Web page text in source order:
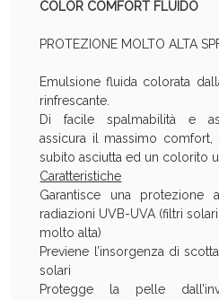
COLOR COMFORT FLUIDO
PROTEZIONE MOLTO ALTA
Emulsione fluida colorata
rinfrescante.
Di facile spalmabilità e
assicura il massimo
subito asciutta ed un colorito
Caratteristiche
Garantisce una protezione
radiazioni UVB-UVA (filtri
molto alta)
Previene l’insorgenza di
solari
Protegge la pelle
Sconto fino al 55%